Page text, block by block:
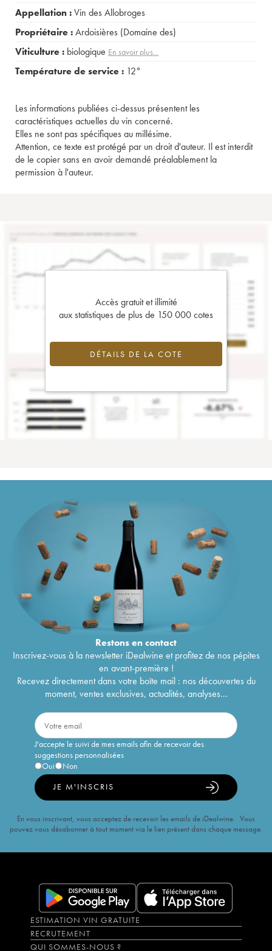
Appellation :Vin des Allobroges
Propriétaire :Ardoisières (Domaine des)
Viticulture : biologique En savoir plus...
Température de service : 12°
Les informations publiées ci-dessus présentent les
caractéristiques actuelles du vin concerné.
Elles ne sont pas spécifiques au millésime.
Attention, ce texte est protégé par un droit d'auteur. Il est interdit
de le copier sans en avoir demandé préalablement la
permission à l'auteur.
Accès gratuit et illimité
aux statistiques de plus de 150 000 cotes
DÉTAILS DE LA COTE
Restons encontact
Inscrivez-vous à la newsletter iDealwine et profitez de nos pépites
en avant-première !
Recevez directement dans votre boîte mail : nos découvertes du
moment, ventes exclusives, actualités, analyses...
J'accepte le suivi de mes emails afin de recevoir des
suggestions personnalisées
Oui
Non
JE M'INSCRIS
En vous inscrivant, vous acceptez de recevoir les emails de iDealwine. Vous
pouvez vous désabonner à tout moment via le lien présent dans chaque message.
ESTIMATION VIN GRATUITE
RECRUTEMENT
QUI SOMMES-NOUS ?